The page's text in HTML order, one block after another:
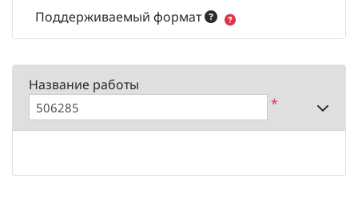
Поддерживаемый формат
Название работы
*